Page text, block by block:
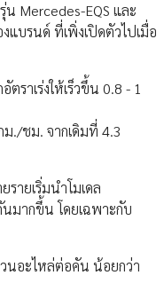
น Mercedes-EQS และ
แบรนด์ ที่เพิ่งเปิดตัวไปเมื่อ
ราเร่งให้เร็วขึ้น 0.8 - 1
ม./ชม. จากเดิมที่ 4.3
ายเริ่มนำโมเดล
มากขึ้น โดยเฉพาะกับ
นอะไหล่ต่อคัน น้อยกว่า